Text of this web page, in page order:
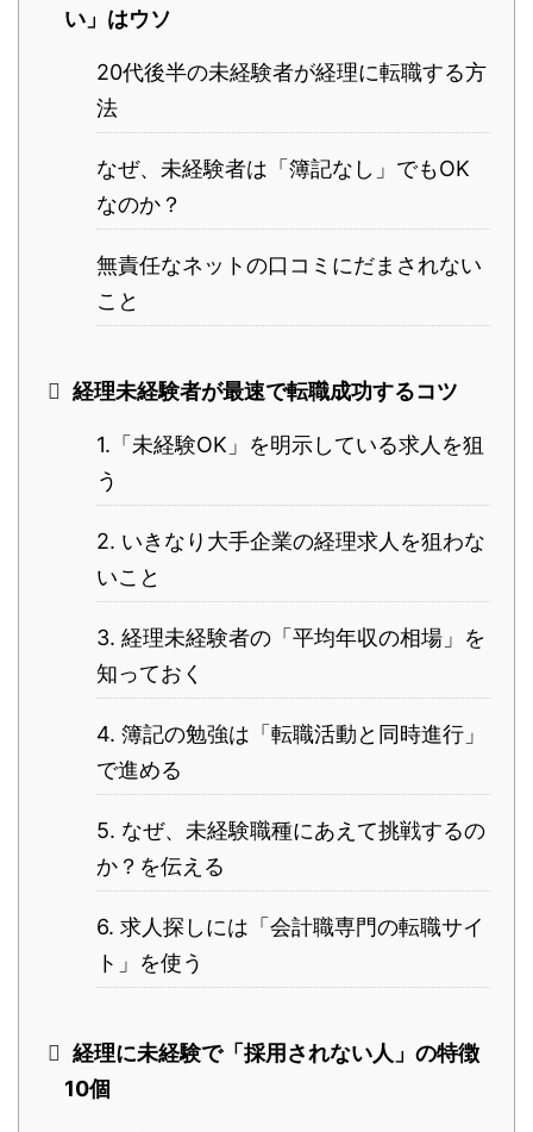
い」はウソ
20代後半の未経験者が経理に転職する方
法
なぜ、未経験者は「簿記なし」でもOK
なのか？
無責任なネットの口コミにだまされない
こと
経理未経験者が最速で転職成功するコツ
1.「未経験OK」を明示している求人を狙
う
2. いきなり大手企業の経理求人を狙わな
いこと
3. 経理未経験者の「平均年収の相場」を
知っておく
4. 簿記の勉強は「転職活動と同時進行」
で進める
5. なぜ、未経験職種にあえて挑戦するの
か？を伝える
6. 求人探しには「会計職専門の転職サイ
ト」を使う
経理に未経験で「採用されない人」の特徴
10個